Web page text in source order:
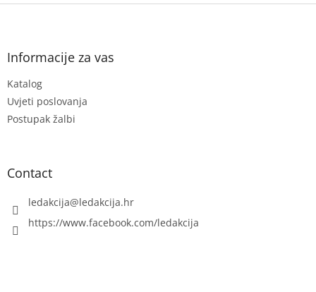
F
Informacije za vas
Katalog
Uvjeti poslovanja
Postupak žalbi
Contact
ledakcija@ledakcija.hr
https://www.facebook.com/ledakcija